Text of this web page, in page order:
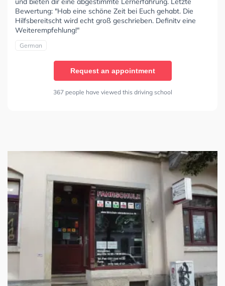
Bewertung: "Hab eine schöne Zeit bei Euch gehabt. Die
Hilfsbereitscht wird echt groß geschrieben. Definitv eine
Weiterempfehlung!"
German
Request an appointment
367 people have viewed this driving school